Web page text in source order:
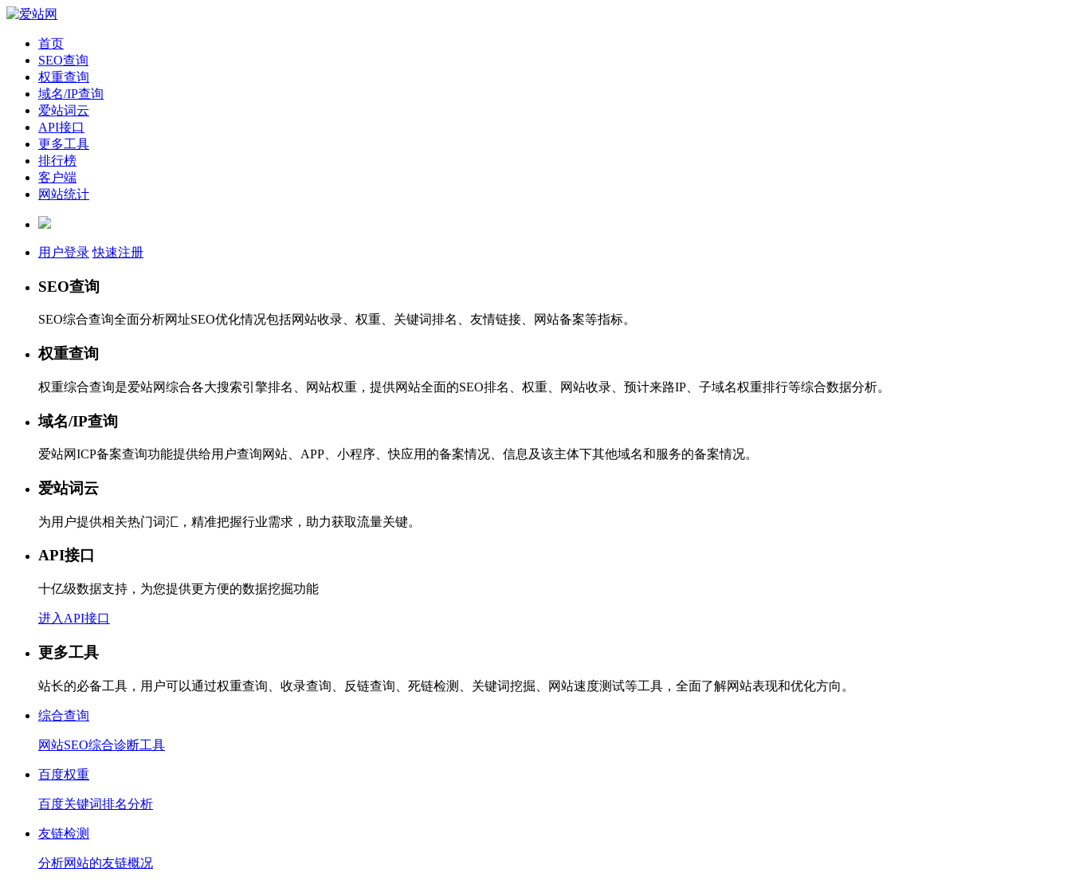
首页
SEO查询
权重查询
域名/IP查询
爱站词云
API接口
更多工具
排行榜
客户端
网站统计
用户登录 快速注册
SEO查询
SEO综合查询全面分析网址SEO优化情况包括网站收录、权重、关键词排名、友情链接、网站备案等指标。
权重查询
权重综合查询是爱站网综合各大搜索引擎排名、网站权重，提供网站全面的SEO排名、权重、网站收录、预计来路IP、子域名权重排行等综合数据分析。
域名/IP查询
爱站网ICP备案查询功能提供给用户查询网站、APP、小程序、快应用的备案情况、信息及该主体下其他域名和服务的备案情况。
爱站词云
为用户提供相关热门词汇，精准把握行业需求，助力获取流量关键。
API接口
十亿级数据支持，为您提供更方便的数据挖掘功能
进入API接口
更多工具
站长的必备工具，用户可以通过权重查询、收录查询、反链查询、死链检测、关键词挖掘、网站速度测试等工具，全面了解网站表现和优化方向。
综合查询
网站SEO综合诊断工具
百度权重
百度关键词排名分析
友链检测
分析网站的友链概况